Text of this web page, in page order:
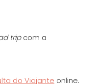
tripcom a
do Viajante online.